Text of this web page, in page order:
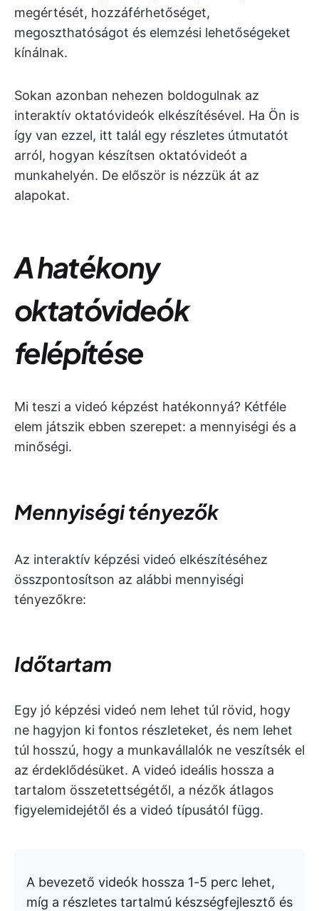
megértését, hozzáférhetőséget,
megoszthatóságot és elemzési lehetőségeket
kínálnak.
Sokan azonban nehezen boldogulnak az
interaktív oktatóvideók elkészítésével. Ha Ön is
így van ezzel, itt talál egy részletes útmutatót
arról, hogyan készítsen oktatóvideót a
munkahelyén. De először is nézzük át az
alapokat.
A hatékony
oktatóvideók
felépítése
Mi teszi a videó képzést hatékonnyá? Kétféle
elem játszik ebben szerepet: a mennyiségi és a
minőségi.
Mennyiségi tényezők
Az interaktív képzési videó elkészítéséhez
összpontosítson az alábbi mennyiségi
tényezőkre:
Időtartam
Egy jó képzési videó nem lehet túl rövid, hogy
ne hagyjon ki fontos részleteket, és nem lehet
túl hosszú, hogy a munkavállalók ne veszítsék el
az érdeklődésüket. A videó ideális hossza a
tartalom összetettségétől, a nézők átlagos
figyelemidejétől és a videó típusától függ.
A bevezető videók hossza 1-5 perc lehet,
míg a részletes tartalmú készségfejlesztő és